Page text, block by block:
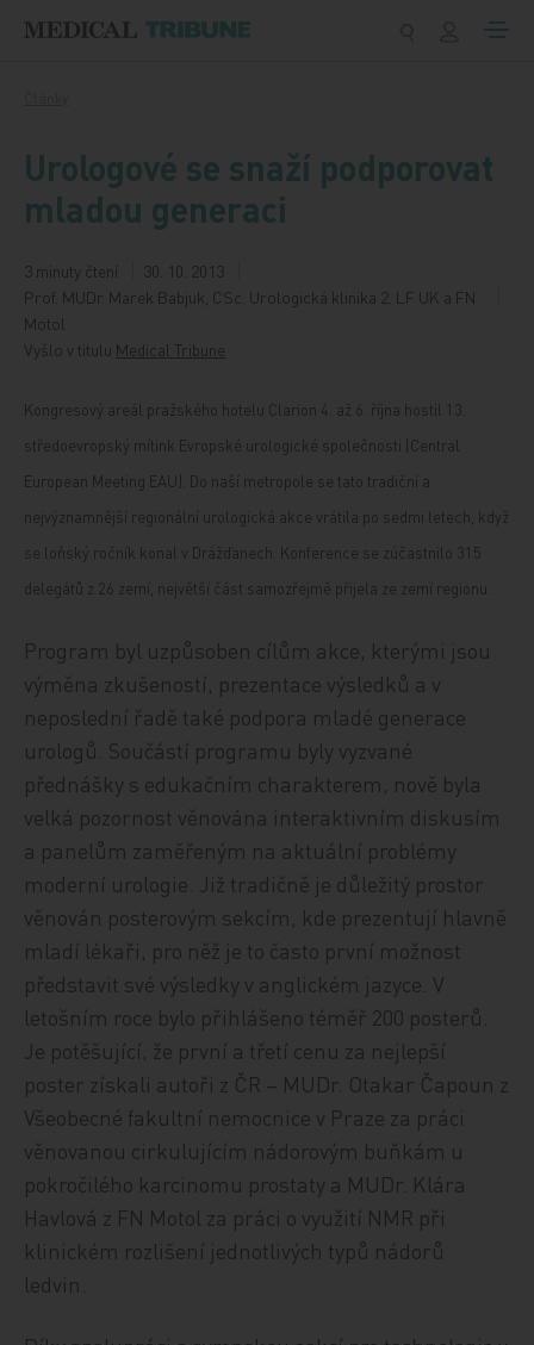
Urologové se snaží podporovat
mladou generaci
3 minuty čtení
30. 10. 2013
Prof. MUDr. Marek Babjuk, CSc. Urologická klinika 2. LF UK a FN
Motol
Vyšlo v titulu Medical Tribune
Kongresový areál pražského hotelu Clarion 4. až 6. října hostil 13.
středoevropský mítink Evropské urologické společnosti (Central
European Meeting EAU). Do naší metropole se tato tradiční a
nejvýznamnější regionální urologická akce vrátila po sedmi letech, když
se loňský ročník konal v Drážďanech. Konference se zúčastnilo 315
delegátů z 26 zemí, největší část samozřejmě přijela ze zemí regionu.
Program byl uzpůsoben cílům akce, kterými jsou
výměna zkušeností, prezentace výsledků a v
neposlední řadě také podpora mladé generace
urologů. Součástí programu byly vyzvané
přednášky s edukačním charakterem, nově byla
velká pozornost věnována interaktivním diskusím
a panelům zaměřeným na aktuální problémy
moderní urologie. Již tradičně je důležitý prostor
věnován posterovým sekcím, kde prezentují hlavně
mladí lékaři, pro něž je to často první možnost
představit své výsledky v anglickém jazyce. V
letošním roce bylo přihlášeno téměř 200 posterů.
Je potěšující, že první a třetí cenu za nejlepší
poster získali autoři z ČR – MUDr. Otakar Čapoun z
Všeobecné fakultní nemocnice v Praze za práci
věnovanou cirkulujícím nádorovým buňkám u
pokročilého karcinomu prostaty a MUDr. Klára
Havlová z FN Motol za práci o využití NMR při
klinickém rozlišení jednotlivých typů nádorů
ledvin.